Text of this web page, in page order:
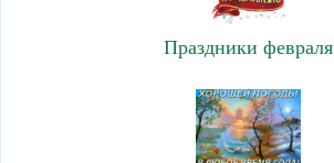
Праздники февраля